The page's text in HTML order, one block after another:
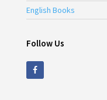
English Books
Follow Us